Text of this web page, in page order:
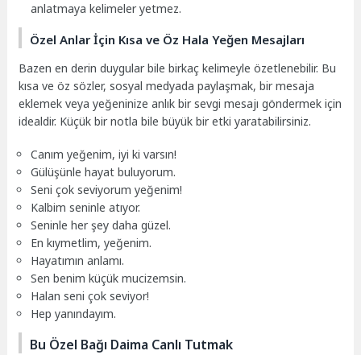
anlatmaya kelimeler yetmez.
Özel Anlar İçin Kısa ve Öz Hala Yeğen Mesajları
Bazen en derin duygular bile birkaç kelimeyle özetlenebilir. Bu
kısa ve öz sözler, sosyal medyada paylaşmak, bir mesaja
eklemek veya yeğeninize anlık bir sevgi mesajı göndermek için
idealdir. Küçük bir notla bile büyük bir etki yaratabilirsiniz.
Canım yeğenim, iyi ki varsın!
Gülüşünle hayat buluyorum.
Seni çok seviyorum yeğenim!
Kalbim seninle atıyor.
Seninle her şey daha güzel.
En kıymetlim, yeğenim.
Hayatımın anlamı.
Sen benim küçük mucizemsin.
Halan seni çok seviyor!
Hep yanındayım.
Bu Özel Bağı Daima Canlı Tutmak